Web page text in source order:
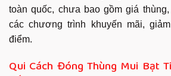
toàn quốc, chưa bao gồm giá
các chương trình khuyến mãi,
điểm.
Qui Cách Đóng Thùng Mui Bạt